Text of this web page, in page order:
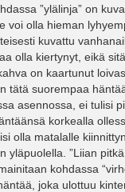
”ylälinja” on
voi olla hieman
kuvattu
olla kiertynyt, eikä
on kaartunut
tätä suorempaa
asennossa, ei tulisi
korkealla
olla matalalle
yläpuolella. ”Liian
kohdassa
joka ulottuu